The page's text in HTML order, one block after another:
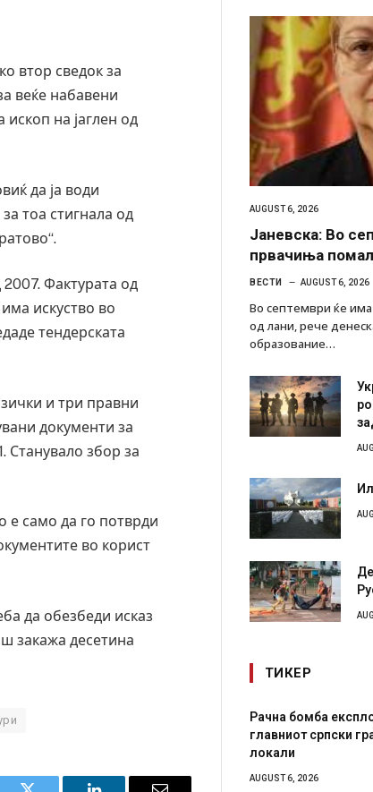
втор сведок за
веќе набавени
на јаглен од
да ја води
тоа стигнала од
Фактурата од
искуство во
тендерската
и три правни
документи за
Станувало збор за
е само да го потврди
во корист
да обезбеди исказ
закажа десетина
AUGUST 6, 2026
Јаневска: Во
првачиња
ВЕСТИ AUGUST 6, 2026
Во септември ќе
од лани, рече
образование…
ТИКЕР
Калимнос, Крит, …
Рачна бомба експлодира
главниот српски град –
AUGUST 6, 2026